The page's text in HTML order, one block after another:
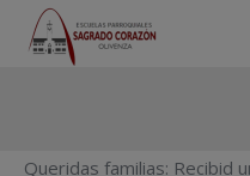
Queridas familias: Recibid